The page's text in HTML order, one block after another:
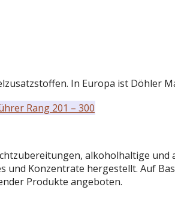
In Europa ist Döhler
Rang 201 – 300
alkoholhaltige
und Konzentrate hergestellt. Auf
Produkte angeboten.